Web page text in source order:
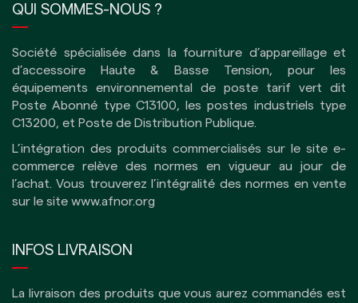
QUI SOMMES-NOUS ?
Société spécialisée dans la fourniture d’appareillage et
d’accessoire Haute & Basse Tension, pour les
équipements environnemental de poste tarif vert dit
Poste Abonné type C13100, les postes industriels type
C13200, et Poste de Distribution Publique.
L’intégration des produits commercialisés sur le site e-
commerce relève des normes en vigueur au jour de
l’achat. Vous trouverez l’intégralité des normes en vente
sur le site www.afnor.org
INFOS LIVRAISON
La livraison des produits que vous aurez commandés est